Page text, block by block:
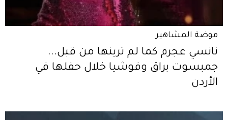
موضة المشاهير
نانسي عجرم كما لم ترينها من قبل...
جمبسوت براق وفوشيا خلال حفلها في
الأردن